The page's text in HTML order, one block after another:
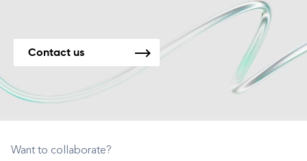
Contact us
Want to collaborate?